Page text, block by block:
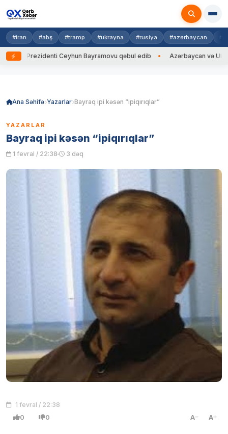
#iran #abş #tramp #ukrayna #rusiya #azərbaycan
Prezidenti Ceyhun Bayramovu qəbul edib Azərbaycan və Ukrayna
Ana Səhifə Yazarlar Bayraq ipi kəsən “ipiqırıqlar”
YAZARLAR
Bayraq ipi kəsən “ipiqırıqlar”
1 fevral / 22:38 3 dəq
1 fevral / 22:38
0 0 A A